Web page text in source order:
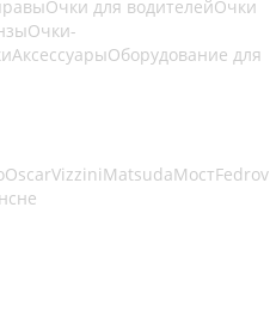
Очки для водителейОчки
Очки-
АксессуарыОборудование для
OscarVizziniMatsudaМостFedrov